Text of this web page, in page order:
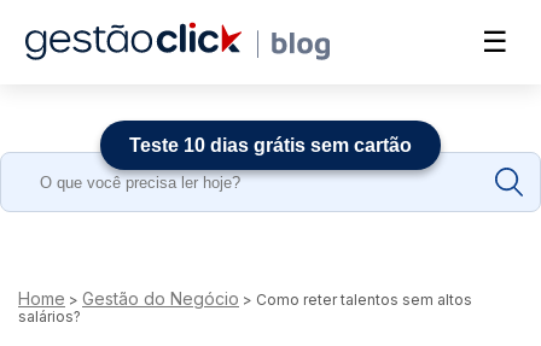
☰
Search
Home > Gestão do Negócio > Como reter talentos sem altos
salários?
Teste 10 dias grátis sem cartão